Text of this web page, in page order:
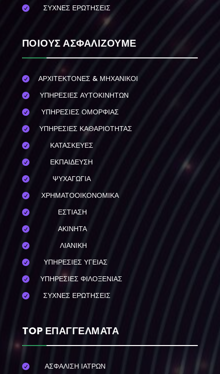
 ΣΥΧΝΕΣ ΕΡΩΤΗΣΕΙΣ
ΠΟΙΟΥΣ ΑΣΦΑΛΙΖΟΥΜΕ
 ΑΡΧΙΤΕΚΤΟΝΕΣ & ΜΗΧΑΝΙΚΟΙ
 ΥΠΗΡΕΣΙΕΣ ΑΥΤΟΚΙΝΗΤΩΝ
 ΥΠΗΡΕΣΙΕΣ ΟΜΟΡΦΙΑΣ
 ΥΠΗΡΕΣΙΕΣ ΚΑΘΑΡΙΟΤΗΤΑΣ
 ΚΑΤΑΣΚΕΥΕΣ
 ΕΚΠΑΙΔΕΥΣΗ
 ΨΥΧΑΓΩΓΙΑ
 ΧΡΗΜΑΤΟΟΙΚΟΝΟΜΙΚΑ
 ΕΣΤΙΑΣΗ
 ΑΚΙΝΗΤΑ
 ΛΙΑΝΙΚΗ
 ΥΠΗΡΕΣΙΕΣ ΥΓΕΙΑΣ
 ΥΠΗΡΕΣΙΕΣ ΦΙΛΟΞΕΝΙΑΣ
 ΣΥΧΝΕΣ ΕΡΩΤΗΣΕΙΣ
TOP ΕΠΑΓΓΕΛΜΑΤΑ
 ΑΣΦΑΛΙΣΗ ΙΑΤΡΩΝ